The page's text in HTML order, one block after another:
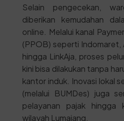
Selain pengecekan,
diberikan kemudahan
online. Melalui kanal
(PPOB) seperti Indomaret,
hingga LinkAja, proses
kini bisa dilakukan tanpa
kantor induk. Inovasi lokal
(melalui BUMDes) juga
pelayanan pajak
wilayah Lumajang.